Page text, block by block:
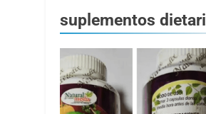
suplementos